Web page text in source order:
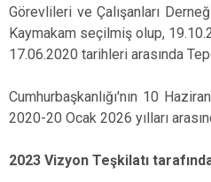
Görevlileri ve Çalışanları
Kaymakam seçilmiş olup,
17.06.2020 tarihleri arasında
Cumhurbaşkanlığı'nın 10
2020-20 Ocak 2026 yılları
2023 Vizyon Teşkilatı